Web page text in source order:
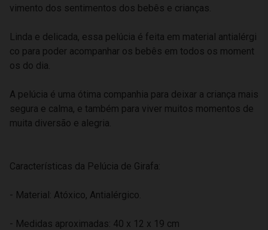
vimento dos sentimentos dos bebês e crianças.
Linda e delicada, essa pelúcia é feita em material antialérgi
co para poder acompanhar os bebês em todos os moment
os do dia.
A pelúcia é uma ótima companhia para deixar a criança mais
segura e calma, e também para viver muitos momentos de
muita diversão e alegria.
Características da Pelúcia de Girafa:
- Material: Atóxico, Antialérgico.
- Medidas aproximadas: 40 x 12 x 19 cm